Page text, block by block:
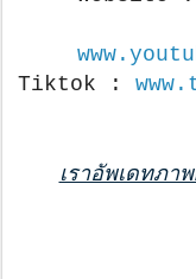
Tiktok :
เราอัพเดทภา